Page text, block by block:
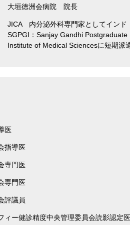
大垣徳洲会病院 院長
JICA 内分泌外科専門家としてインド
SGPGI：Sanjay Gandhi Postgraduate
Institute of Medical Sciencesに短期派
医
指導医
専門医
専門医
評議員
ィー健診精度中央管理委員会読影認定医